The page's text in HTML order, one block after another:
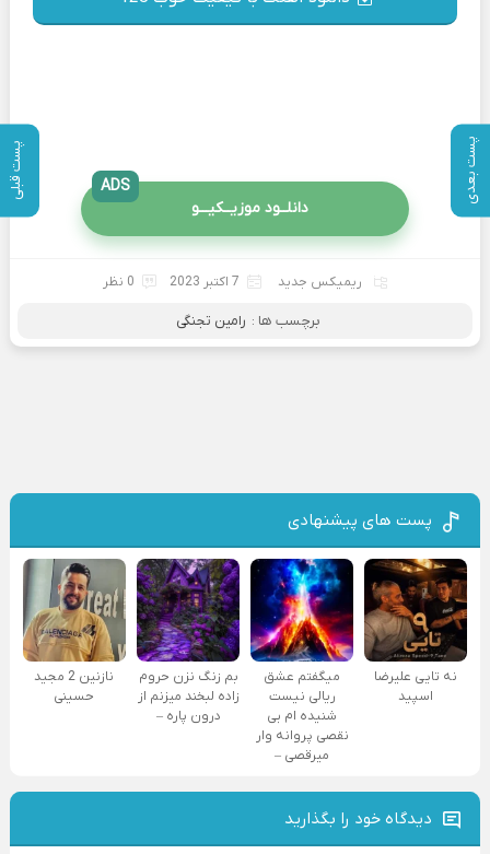
پست بعدی پست قبلی
دانلــود موزیــکیـــو
ADS
ریمیکس جدید 7 اکتبر 2023 0 نظر
برچسب ها : رامین تجنگی
پست های پیشنهادی
نه تایی علیرضا
اسپید
میگفتم عشق
ریالی نیست
شنیده ام بی
نقصی پروانه وار
میرقصی –
بم زنگ نزن حروم
زاده لبخند میزنم از
درون پاره –
نازنین 2 مجید
حسینی
دیدگاه خود را بگذارید